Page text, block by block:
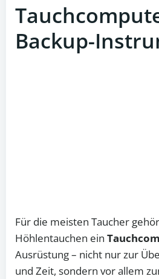
Backup-
Für die meisten Taucher
Höhlentauchen ein
Ausrüstung – nicht nur zur
und Zeit, sondern vor allem